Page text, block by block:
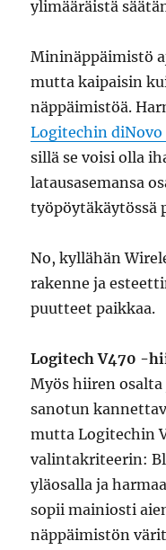
ylimääräistä
Mininäppäimistö
mutta kaipaisin
näppäimistöä.
Logitechin diNovo
sillä se voisi olla
latausasemansa
työpöytäkäytössä
No, kyllähän
rakenne ja
puutteet paikkaa.
Logitech V470 -
Myös hiiren
sanotun
mutta Logitechin
valintakriteerin:
yläosalla ja
sopii mainiosti
näppäimistön